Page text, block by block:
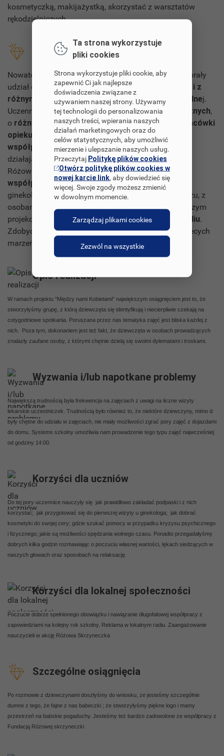
kosmetyczką, makijażystką, skorzystać z warsztatów
rękodzielniczych.
Elementy unikatowe
Nowatorskość zajęć polega na tym, że będą w nich brały
udział dziewczętaw różnym przedziale wiekowym i z
różnym stopniem niepełnosprawności intelektualnej.
Uczennice pochodzą zróżnych środowisk społecznych,
o różnym standardzie ekonomicznym, w tym
z placówki
opiekuńczo-wychowawczej. Na ten moment
współpracujemyze Stowarzyszeniem SZANSA,
działającym przy naszym Ośrodku oraz z Fundacją
Różowa Skrzyneczka. Planujemy nawiązać również
współpracę ze środowiskiem lokalnym: lekarzem
ginekologiem, fizjoterapeutą, specjalistką od makijażu, z
osobami prowadzącymi warsztaty rękodzieła. O naszym
projekcie będzie też można usłyszeć wlokalnym radiu.
Zdobycie grantu pozwoli na realizacje naszych kobiecych
marzeń.
Opis realizacji
W ramach projektu "Między nami Kobietami" największym osiągnięciem jest to, że
stworzyłyśmy grupę, z którą dziewczęta się identyfikują i niecierpliwie czekają na
cotygodniowe spotkania. Poruszana przez nas tematyka zajęć jest bliska każdej z
nich. Poza tym, dokonaniem jest też fakt, że dziewczęta w osobach prowadzących
znalazły zaufane osoby, z którymi chętnie dzielą się swoimi dylematami i troskami.
Wyzwania i/lub napotkane problemy
Największą trudnością była frekwencja na zajęciach z uwagi na liczne wizyty
lekarskie uczestniczek. Trudnością było również to, że niektóre dziewczyny, mimo iż
były chętne do udziału w zajęciach, nie miały możliwości zgrać pory zajęć z dojazdami
do domu. Systems szkolny umożliwia nam prowadzenie tego typu zajęć najwcześniej
od godziny 14:00.
Korzyści dla uczniów
Do tej pory uczennice nauczyły się jak prawidłowo zakładać podpaski i z nich
korzystać; jak przygotować się do pierwszej wizyty u ginekologa; jak dobrać
kosmetyki do swojej cery; gdzie szukać pomocy w przypadku kryzysu psychicznego
i fizycznego; jakie są możliwości spędzania wolnego czasu. Ponadto przegadałyśmy
dobrych kilka godzin rozmawiając o poczuciu własnej wartości, lękach siedzących w
naszych głowach oraz sposobach na relaksację.
Korzyści dla lokalnej społeczności
Poczucie dobrze spełnionego obowiązku i nawiązanie długofalowej współpracy z
zapowiedziami na kolejny rok szkolny. Reklama w lokalnym radiu. Zaangażowanie
nauczycieli w akcję Różowa Skrzyneczka
Szczególne osiągnięcia
Po rozmowie z dziewczynami doszłyśmy do wniosku, ze jesteśmy szczególnie
dumne z tego, że fajne z nas babeczki ; że stworzyłyśmy piękne logo i mamy
przestrzeń na babskie pogaduchy. Jesteśmy też bardzo zadowolone ze współpracy z
Fundacją Różowej skrzyneczki
Ta strona wykorzystuje
pliki cookies
Strona wykorzystuje pliki cookie, aby
zapewnić Ci jak najlepsze
doświadczenia związane z
używaniem naszej strony. Używamy
tej technologii do personalizowania
naszych treści, wpierania naszych
działań marketingowych oraz do
celów statystycznych, aby umożliwić
mierzenie i ulepszanie naszych usług.
Przeczytaj Politykę plików cookies
Otwórz politykę plików cookies w
nowej karcie link , aby dowiedzieć się
więcej. Swoje zgody możesz zmienić
w dowolnym momencie.
Zarządzaj plikami cookies
Zezwól na wszystkie